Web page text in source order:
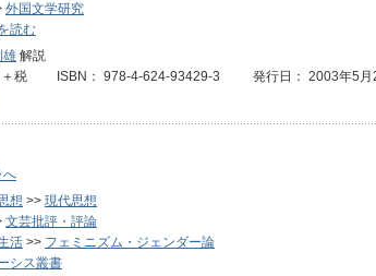
外国文学研究
読む
雄 解説
＋税 ISBN： 978-4-624-93429-3 発行日： 2003年5月
へ
想 >> 現代思想
文芸批評・評論
活 >> フェミニズム・ジェンダー論
シス叢書